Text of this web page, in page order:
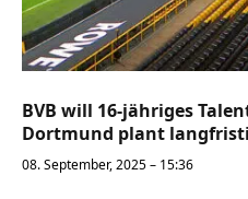
BVB will 16-jähriges
Dortmund plant
08. September, 2025 – 15:36